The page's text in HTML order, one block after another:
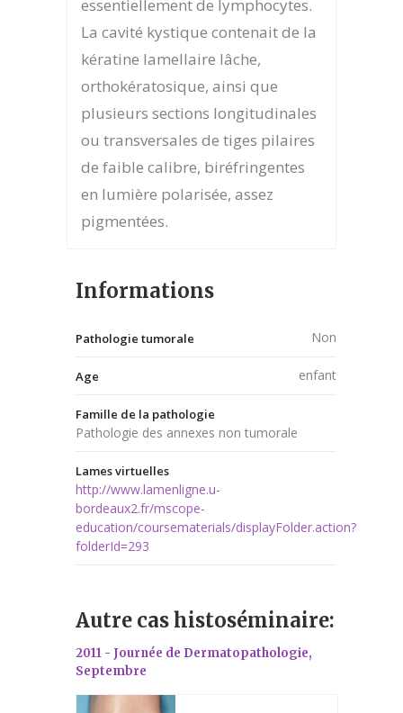
essentiellement de lymphocytes.
La cavité kystique contenait de la
kératine lamellaire lâche,
orthokératosique, ainsi que
plusieurs sections longitudinales
ou transversales de tiges pilaires
de faible calibre, biréfringentes
en lumière polarisée, assez
pigmentées.
Informations
Pathologie tumorale Non
Age enfant
Famille de la pathologie
Pathologie des annexes non tumorale
Lames virtuelles
http://www.lamenligne.u-
bordeaux2.fr/mscope-
education/coursematerials/displayFolder.action?
folderId=293
Autre cas histoséminaire:
2011 - Journée de Dermatopathologie,
Septembre